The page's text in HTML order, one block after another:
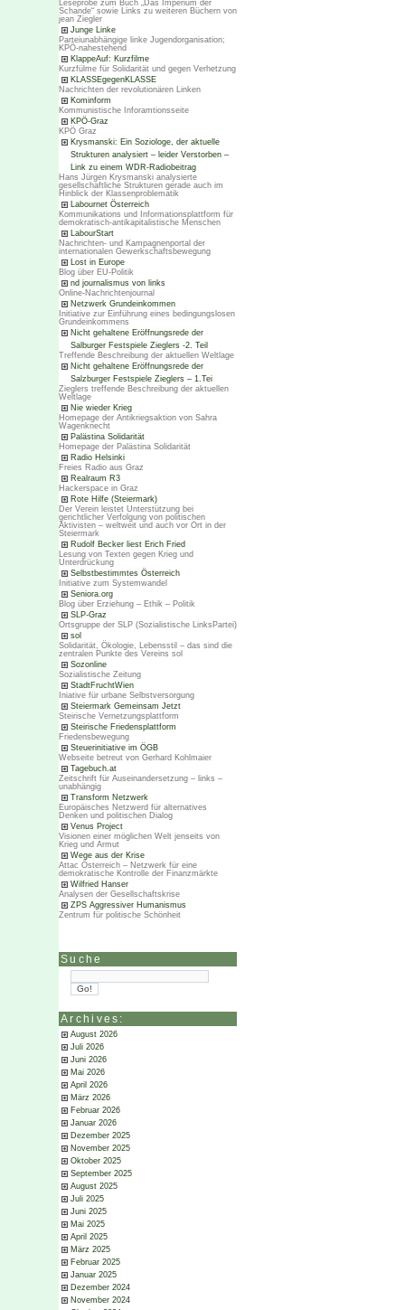
Leseprobe zum Buch „Das Imperium der
Schande“ sowie Links zu weiteren Büchern von
jean Ziegler
Junge Linke
Parteiunabhängige linke Jugendorganisation;
KPÖ-nahestehend
KlappeAuf: Kurzfilme
Kurzfülme für Solidarität und gegen Verhetzung
KLASSEgegenKLASSE
Nachrichten der revolutionären Linken
Kominform
Kommunistische Inforamtionsseite
KPÖ-Graz
KPÖ Graz
Krysmanski: Ein Soziologe, der aktuelle
Strukturen analysiert – leider Verstorben –
Link zu einem WDR-Radiobeitrag
Hans Jürgen Krysmanski analysierte
gesellschaftliche Strukturen gerade auch im
Hinblick der Klassenproblematik
Labournet Österreich
Kommunikations und Informationsplattform für
demokratisch-antikapitalistische Menschen
LabourStart
Nachrichten- und Kampagnenportal der
internationalen Gewerkschaftsbewegung
Lost in Europe
Blog über EU-Politik
nd journalismus von links
Online-Nachrichtenjournal
Netzwerk Grundeinkommen
Initiative zur Einführung eines bedingungslosen
Grundeinkommens
Nicht gehaltene Eröffnungsrede der
Salburger Festspiele Zieglers -2. Teil
Treffende Beschreibung der aktuellen Weltlage
Nicht gehaltene Eröffnungsrede der
Salzburger Festspiele Zieglers – 1.Tei
Zieglers treffende Beschreibung der aktuellen
Weltlage
Nie wieder Krieg
Homepage der Antikriegsaktion von Sahra
Wagenknecht
Palästina Solidarität
Homepage der Palästina Solidarität
Radio Helsinki
Freies Radio aus Graz
Realraum R3
Hackerspace in Graz
Rote Hilfe (Steiermark)
Der Verein leistet Unterstützung bei
gerichtlicher Verfolgung von politischen
Aktivisten – weltweit und auch vor Ort in der
Steiermark
Rudolf Becker liest Erich Fried
Lesung von Texten gegen Krieg und
Unterdrückung
Selbstbestimmtes Österreich
Initiative zum Systemwandel
Seniora.org
Blog über Erziehung – Ethik – Politik
SLP-Graz
Ortsgruppe der SLP (Sozialistische LinksPartei)
sol
Solidarität, Ökologie, Lebensstil – das sind die
zentralen Punkte des Vereins sol
Sozonline
Sozialistische Zeitung
StadtFruchtWien
Iniative für urbane Selbstversorgung
Steiermark Gemeinsam Jetzt
Steirische Vernetzungsplattform
Steirische Friedensplattform
Friedensbewegung
Steuerinitiative im ÖGB
Webseite betreut von Gerhard Kohlmaier
Tagebuch.at
Zeitschrift für Auseinandersetzung – links –
unabhängig
Transform Netzwerk
Europäisches Netzwerd für alternatives
Denken und politischen Dialog
Venus Project
Visionen einer möglichen Welt jenseits von
Krieg und Armut
Wege aus der Krise
Attac Österreich – Netzwerk für eine
demokratische Kontrolle der Finanzmärkte
Wilfried Hanser
Analysen der Gesellschaftskrise
ZPS Aggressiver Humanismus
Zentrum für politische Schönheit
Suche
Archives:
August 2026
Juli 2026
Juni 2026
Mai 2026
April 2026
März 2026
Februar 2026
Januar 2026
Dezember 2025
November 2025
Oktober 2025
September 2025
August 2025
Juli 2025
Juni 2025
Mai 2025
April 2025
März 2025
Februar 2025
Januar 2025
Dezember 2024
November 2024